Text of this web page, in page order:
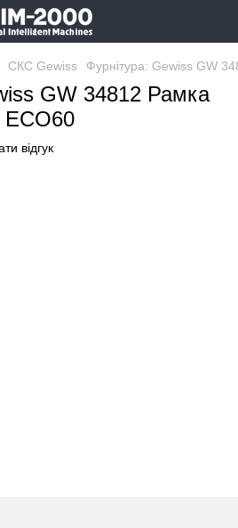
СКС Gewiss Фурнітура: Gewiss GW
GW 34812 Рамка
ECO60
відгук